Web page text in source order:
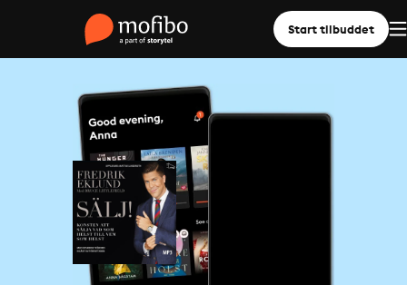
Start tilbuddet